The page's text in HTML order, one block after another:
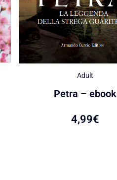
Adult
Petra – ebook
4,99€